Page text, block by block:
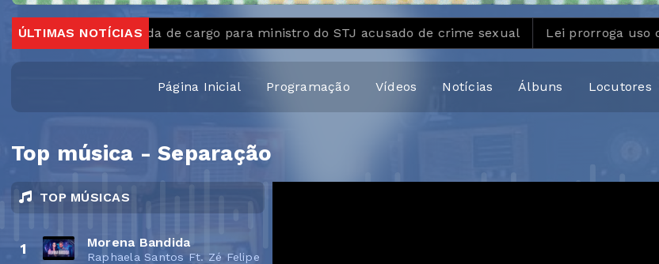
ÚLTIMAS NOTÍCIAS
PGR pede perda de cargo para ministro do STJ acusado de crime sexual Lei prorroga uso do
Página Inicial Programação Vídeos Notícias Álbuns Locutores
Top música - Separação
TOP MÚSICAS
1 Morena Bandida
Raphaela Santos Ft. Zé Felipe